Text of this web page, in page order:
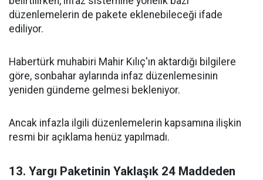
düzenlemelerin de pakete eklenebileceği ifade
ediliyor.
Habertürk muhabiri Mahir Kılıç'ın aktardığı bilgilere
göre, sonbahar aylarında infaz düzenlemesinin
yeniden gündeme gelmesi bekleniyor.
Ancak infazla ilgili düzenlemelerin kapsamına ilişkin
resmi bir açıklama henüz yapılmadı.
13. Yargı Paketinin Yaklaşık 24 Maddeden